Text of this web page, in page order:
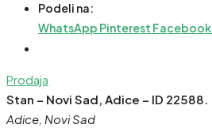
Podeli na:
WhatsApp Pinterest Facebook
Prodaja
Stan – Novi Sad, Adice – ID 22588.
Adice, Novi Sad